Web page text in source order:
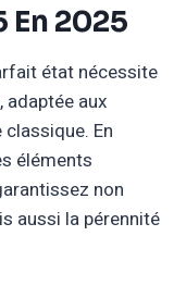
En 2025
état nécessite
adaptée aux
En
éléments
non
aussi la pérennité